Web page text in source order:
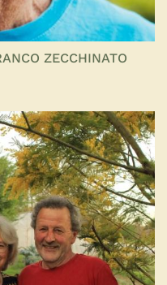
ZECCHINATO